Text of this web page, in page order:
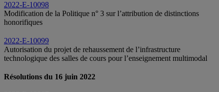
2022-E-10098
Modification de la Politique n° 3 sur l’attribution de distinctions
honorifiques
2022-E-10099
Autorisation du projet de rehaussement de l’infrastructure
technologique des salles de cours pour l’enseignement multimodal
Résolutions du 16 juin 2022